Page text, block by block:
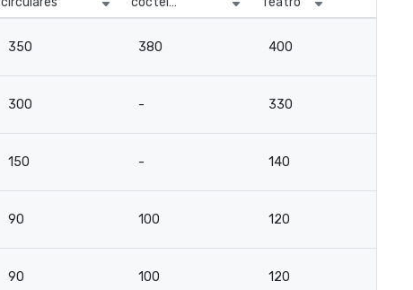
circulares
350 380 400
300 - 330
150 - 140
90 100 120
90 100 120